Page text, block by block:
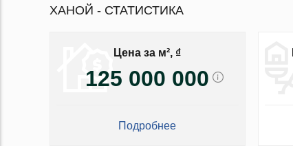
ХАНОЙ - СТАТИСТИКА
Цена за м², ₫
125 000 000
Подробнее